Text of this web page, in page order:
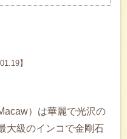
】
）は華麗で光沢の
大級のインコで金剛石